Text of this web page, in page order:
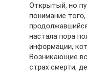
Открытый, но
понимание
настала пора
информации,
Возникающие
страх смерти,